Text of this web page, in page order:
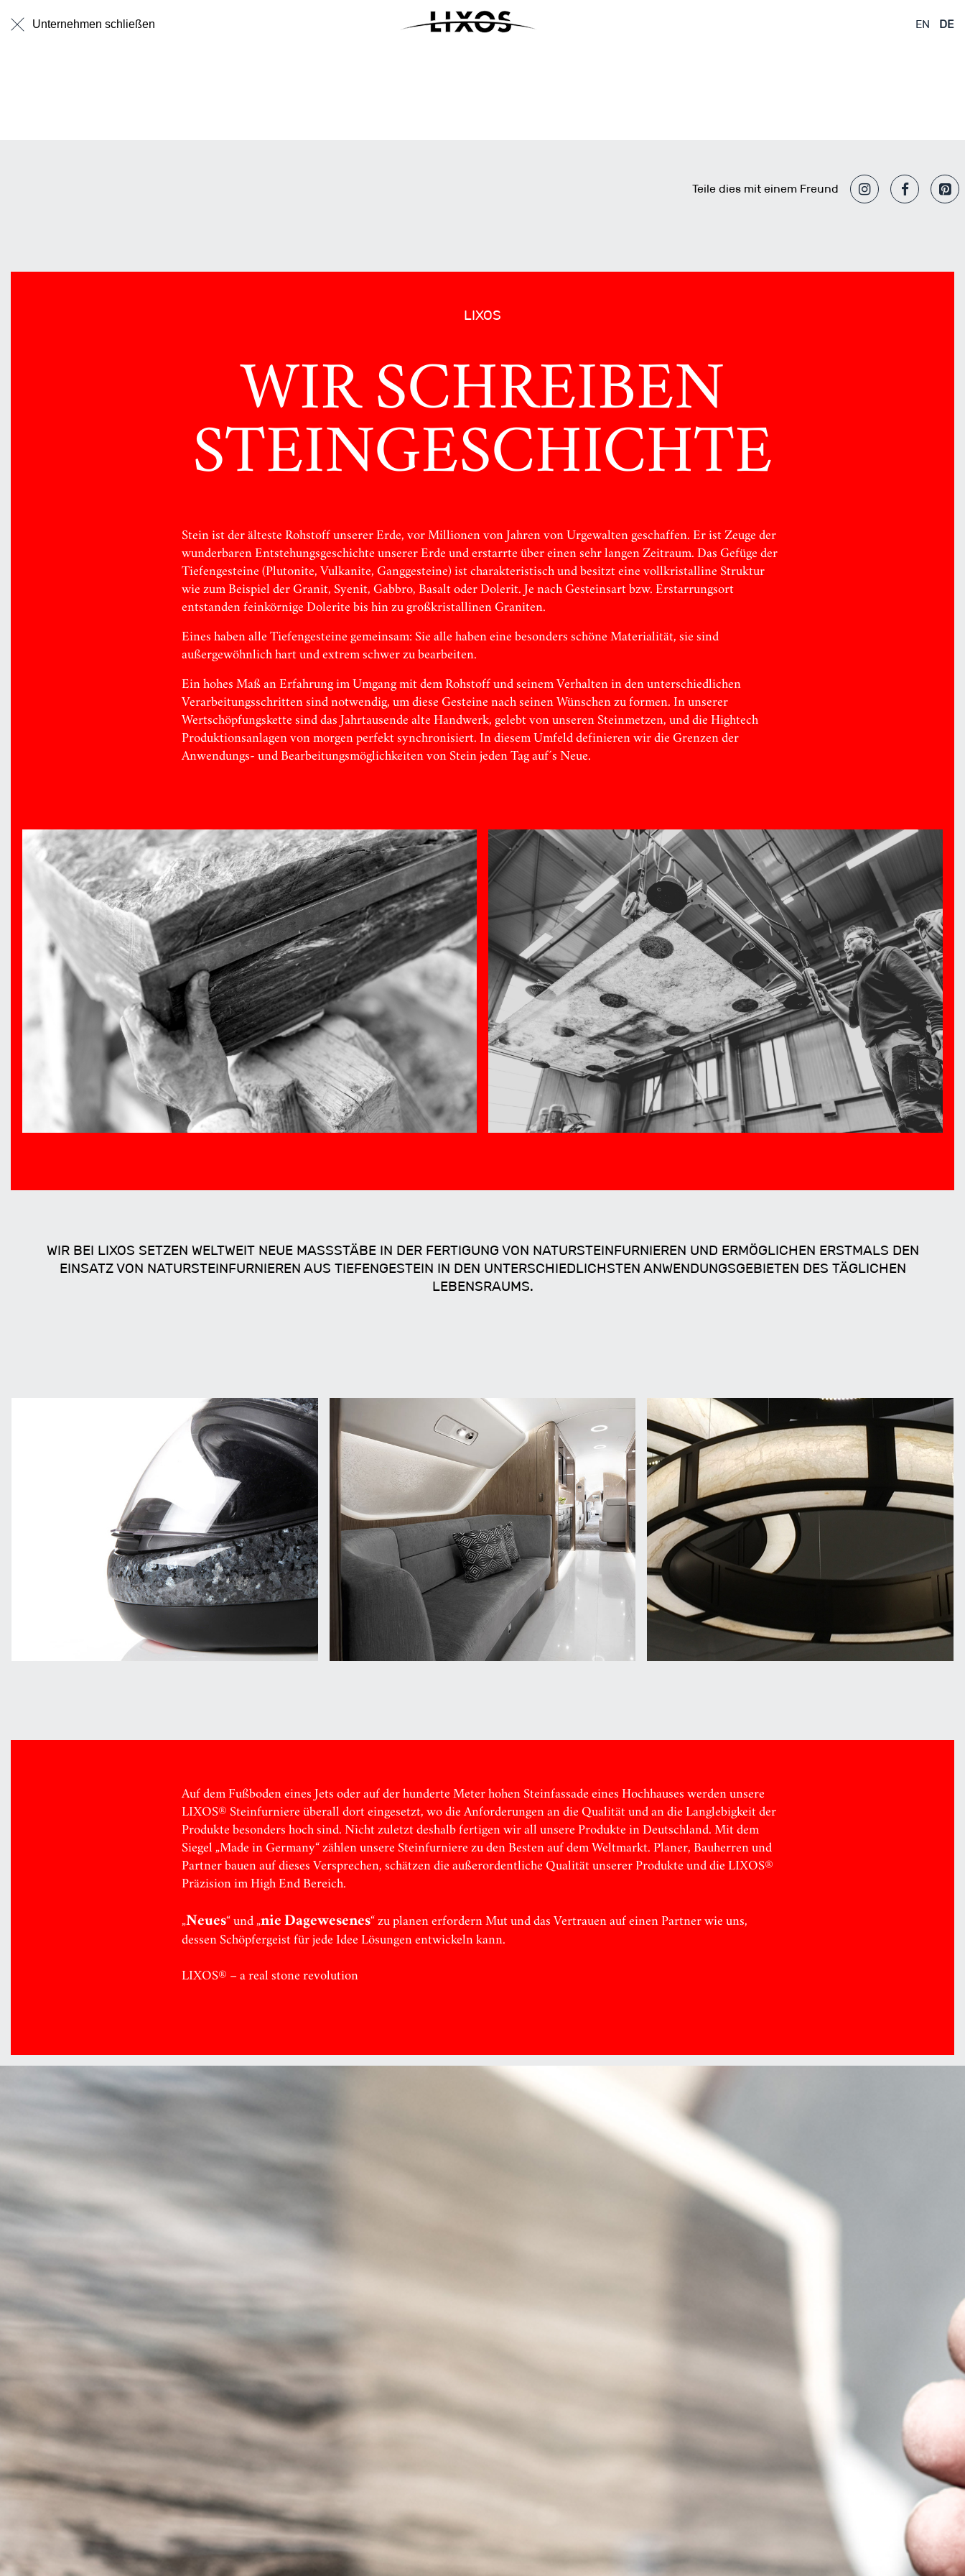
Unternehmen schließen EN DE
Stein, dünn wie
Papier
Handwerk perfekt
synchronisiert
Natursteinbranche
Teile dies mit einem Freund
LIXOS
WIR SCHREIBEN
STEINGESCHICHTE
Stein ist der älteste Rohstoff unserer Erde, vor Millionen von Jahren von Urgewalten geschaffen. Er ist Zeuge der
wunderbaren Entstehungsgeschichte unserer Erde und erstarrte über einen sehr langen Zeitraum. Das Gefüge der
Tiefengesteine (Plutonite, Vulkanite, Ganggesteine) ist charakteristisch und besitzt eine vollkristalline Struktur
wie zum Beispiel der Granit, Syenit, Gabbro, Basalt oder Dolerit. Je nach Gesteinsart bzw. Erstarrungsort
entstanden feinkörnige Dolerite bis hin zu großkristallinen Graniten.
Eines haben alle Tiefengesteine gemeinsam: Sie alle haben eine besonders schöne Materialität, sie sind
außergewöhnlich hart und extrem schwer zu bearbeiten.
Ein hohes Maß an Erfahrung im Umgang mit dem Rohstoff und seinem Verhalten in den unterschiedlichen
Verarbeitungsschritten sind notwendig, um diese Gesteine nach seinen Wünschen zu formen. In unserer
Wertschöpfungskette sind das Jahrtausende alte Handwerk, gelebt von unseren Steinmetzen, und die Hightech
Produktionsanlagen von morgen perfekt synchronisiert. In diesem Umfeld definieren wir die Grenzen der
Anwendungs- und Bearbeitungsmöglichkeiten von Stein jeden Tag auf´s Neue.
WIR BEI LIXOS SETZEN WELTWEIT NEUE MASSSTÄBE IN DER FERTIGUNG VON NATURSTEINFURNIEREN UND ERMÖGLICHEN ERSTMALS DEN E
INSATZ VON NATURSTEINFURNIEREN AUS TIEFENGESTEIN IN DEN UNTERSCHIEDLICHSTEN ANWENDUNGSGEBIETEN DES TÄGLICHEN L
EBENSRAUMS.
Auf dem Fußboden eines Jets oder auf der hunderte Meter hohen Steinfassade eines Hochhauses werden unsere
LIXOS® Steinfurniere überall dort eingesetzt, wo die Anforderungen an die Qualität und an die Langlebigkeit der
Produkte besonders hoch sind. Nicht zuletzt deshalb fertigen wir all unsere Produkte in Deutschland. Mit dem
Siegel „Made in Germany“ zählen unsere Steinfurniere zu den Besten auf dem Weltmarkt. Planer, Bauherren und
Partner bauen auf dieses Versprechen, schätzen die außerordentliche Qualität unserer Produkte und die LIXOS®
Präzision im High End Bereich.
„Neues“ und „nie Dagewesenes“ zu planen erfordern Mut und das Vertrauen auf einen Partner wie uns,
dessen Schöpfergeist für jede Idee Lösungen entwickeln kann.
LIXOS® – a real stone revolution